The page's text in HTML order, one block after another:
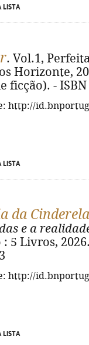
LISTA
. Vol.1,
Horizonte,
ficção). - ISBN
http://
LISTA
da
e a
: 5 Livros,
http://
LISTA